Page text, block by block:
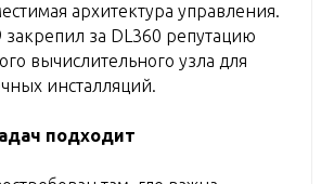
архитектура управления.
за DL360 репутацию
вычислительного узла для
инсталляций.
подходит